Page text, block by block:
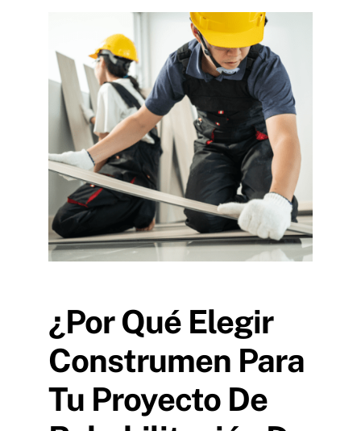
¿Por Qué Elegir
Construmen Para
Tu Proyecto De